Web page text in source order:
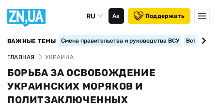
RU Аа Поддержать
ВАЖНЫЕ ТЕМЫ Смена правительства и руководства ВСУ
ГЛАВНАЯ УКРАИНА
БОРЬБА ЗА ОСВОБОЖДЕНИЕ
УКРАИНСКИХ МОРЯКОВ И
ПОЛИТЗАКЛЮЧЕННЫХ